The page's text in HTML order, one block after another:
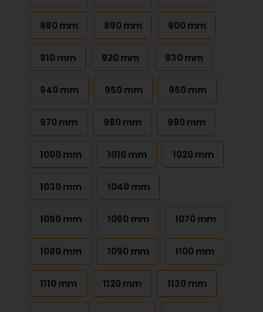
880 mm 890 mm 900 mm
910 mm 920 mm 930 mm
940 mm 950 mm 960 mm
970 mm 980 mm 990 mm
1000 mm 1010 mm 1020 mm
1030 mm 1040 mm
1050 mm 1060 mm 1070 mm
1080 mm 1090 mm 1100 mm
1110 mm 1120 mm 1130 mm